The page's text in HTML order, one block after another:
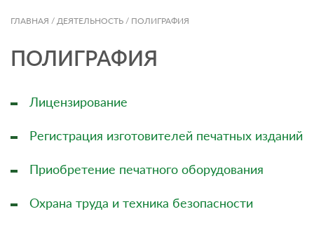
ГЛАВНАЯ / ДЕЯТЕЛЬНОСТЬ / ПОЛИГРАФИЯ
ПОЛИГРАФИЯ
Лицензирование
Регистрация изготовителей печатных изданий
Приобретение печатного оборудования
Охрана труда и техника безопасности